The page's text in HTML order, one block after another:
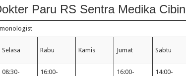
Paru RS Sentra Medika
Selasa Rabu Kamis Jumat Sabtu
08:30-
16:00-
16:00-
14:00-